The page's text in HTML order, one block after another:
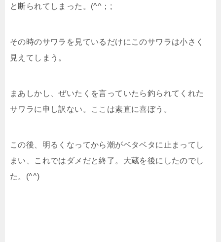
と断られてしまった。(^^；;
その時のサワラを見ているだけにこのサワラは小さく
見えてしまう。
まあしかし、ぜいたくを言っていたら釣られてくれた
サワラに申し訳ない。ここは素直に喜ぼう。
この後、明るくなってから潮がベタベタに止まってし
まい、これではダメだと終了。大蔵を後にしたのでし
た。(^^)